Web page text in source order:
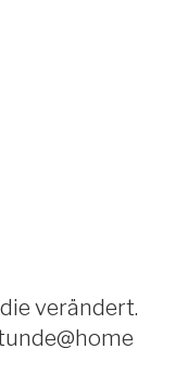
verändert.